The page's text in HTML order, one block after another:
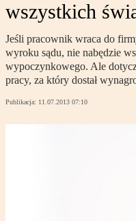
wszystkich
Jeśli pracownik wraca do
wyroku sądu, nie nabędzie
wypoczynkowego. Ale
pracy, za który dostał
Publikacja: 11.07.2013 07:10